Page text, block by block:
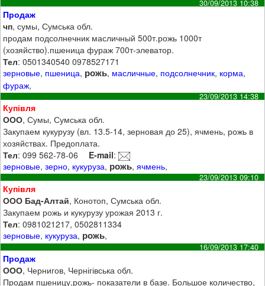
30/09/2013 10:38
Продаж
чп, сумы, Сумська обл.
продам подсолнечник масличный 500т.рожь 1000т
(хозяйство).пшеница фураж 700т-элеватор.
Тел: 0501340540 0978527171
зерновые, пшеница, рожь, масличные, подсолнечник, корма,
фураж,
23/09/2013 14:38
Купівля
ООО, Сумы, Сумська обл.
Закупаем кукурузу (вл. 13.5-14, зерновая до 25), ячмень, рожь в
хозяйствах. Предоплата.
Тел: 099 562-78-06 E-mail:
зерновые,зерно, кукуруза, рожь,ячмень,
23/09/2013 09:10
Купівля
ООО Бад-Алтай, Конотоп, Сумська обл.
Закупаем рожь и кукурузу урожая 2013 г.
Тел: 0981021217, 0502811334
зерновые, кукуруза, рожь,
16/09/2013 17:40
Продаж
ООО, Чернигов, Чернігівська обл.
Продам пшеницу,рожь- показатели в базе. Большое количество,